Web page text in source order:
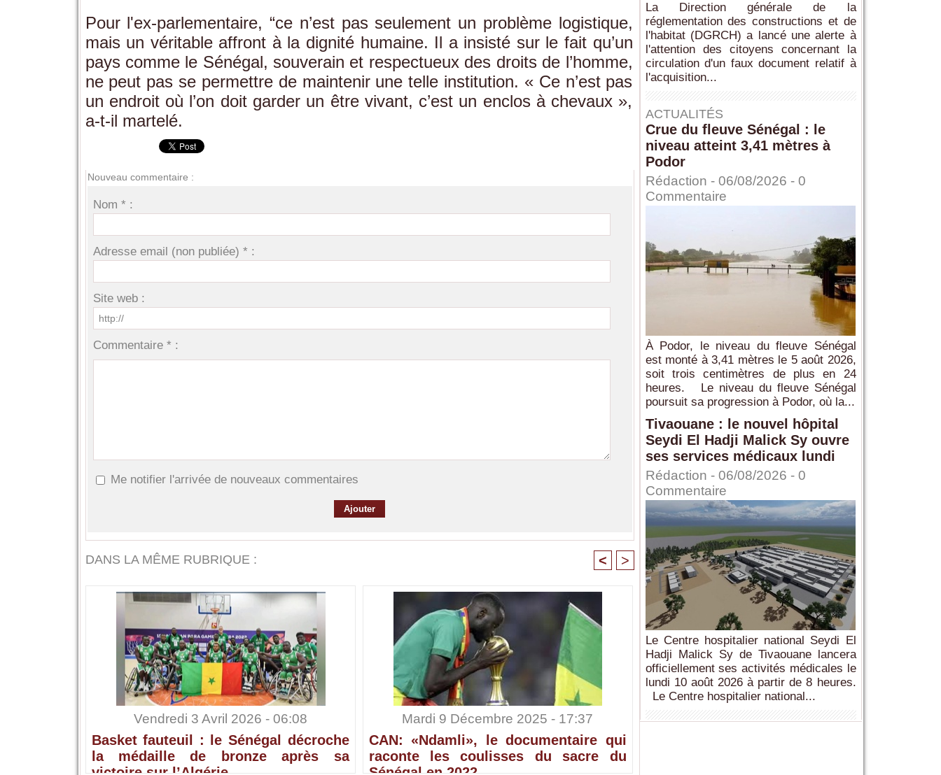
Pour l'ex-parlementaire, “ce n’est pas seulement un problème logistique,
mais un véritable affront à la dignité humaine. Il a insisté sur le fait qu’un
pays comme le Sénégal, souverain et respectueux des droits de l’homme,
ne peut pas se permettre de maintenir une telle institution. « Ce n’est pas
un endroit où l’on doit garder un être vivant, c’est un enclos à chevaux »,
a-t-il martelé.
Nouveau commentaire :
Nom * :
Adresse email (non publiée) * :
Site web :
Commentaire * :
Me notifier l'arrivée de nouveaux commentaires
DANS LA MÊME RUBRIQUE : < >
Vendredi 3 Avril 2026 - 06:08
Basket fauteuil : le Sénégal décroche
la médaille de bronze après sa
Mardi 9 Décembre 2025 - 17:37
CAN: «Ndamli», le documentaire qui
raconte les coulisses du sacre du
La Direction générale de la
réglementation des constructions et de
l'habitat (DGRCH) a lancé une alerte à
l'attention des citoyens concernant la
circulation d'un faux document relatif à
l'acquisition...
ACTUALITÉS
Crue du fleuve Sénégal : le
niveau atteint 3,41 mètres à
Podor
Rédaction - 06/08/2026 - 0
Commentaire
À Podor, le niveau du fleuve Sénégal
est monté à 3,41 mètres le 5 août 2026,
soit trois centimètres de plus en 24
heures. Le niveau du fleuve Sénégal
poursuit sa progression à Podor, où la...
Tivaouane : le nouvel hôpital
Seydi El Hadji Malick Sy ouvre
ses services médicaux lundi
Rédaction - 06/08/2026 - 0
Commentaire
Le Centre hospitalier national Seydi El
Hadji Malick Sy de Tivaouane lancera
officiellement ses activités médicales le
lundi 10 août 2026 à partir de 8 heures.
Le Centre hospitalier national...